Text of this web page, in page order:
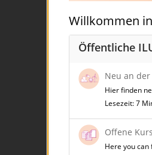
Willkommen
Öffentliche
Neu an der
Hier finden
Lesezeit: 7
Offene
Here you